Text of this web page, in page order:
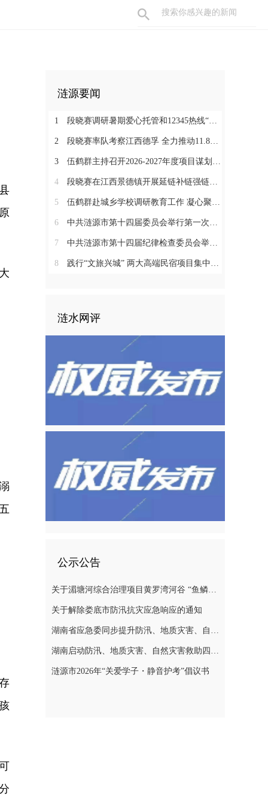
涟源要闻
1 段晓赛调研暑期爱心托管和12345热线“领导接听日”工作：在办好民生实事中打通基层治理“最后一米”
2 段晓赛率队考察江西德孚 全力推动11.8亿元循环经济项目提速增效
3 伍鹤群主持召开2026-2027年度项目谋划调度会
4 段晓赛在江西景德镇开展延链补链强链招商 围绕“三电一钛”精准发力
5 伍鹤群赴城乡学校调研教育工作 凝心聚力推动涟源教育高质量发展
6 中共涟源市第十四届委员会举行第一次全体会议 段晓赛当选市委书记 伍鹤群周杨当选市委副书记
7 中共涟源市第十四届纪律检查委员会举行第一次全体会议
8 践行“文旅兴城” 两大高端民宿项目集中签约开工 全力打造“湖湘地区文旅康养名城”
涟水网评
公示公告
关于湄塘河综合治理项目黄罗湾河谷 “鱼鳞坝”区域不对外开放的公告
关于解除娄底市防汛抗灾应急响应的通知
湖南省应急委同步提升防汛、地质灾害、自然灾害救助应急响应至三级
湖南启动防汛、地质灾害、自然灾害救助四级应急响应
涟源市2026年“关爱学子・静音护考”倡议书